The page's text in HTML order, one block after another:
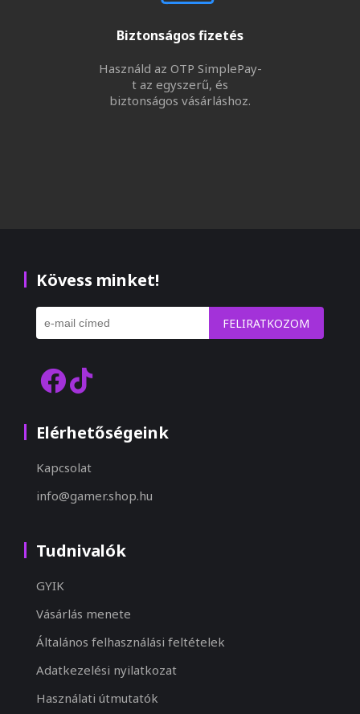
Biztonságos fizetés
Használd az OTP SimplePay-
t az egyszerű, és
biztonságos vásárláshoz.
Kövess minket!
FELIRATKOZOM
Elérhetőségeink
Kapcsolat
info@gamer.shop.hu
Tudnivalók
GYIK
Vásárlás menete
Általános felhasználási feltételek
Adatkezelési nyilatkozat
Használati útmutatók